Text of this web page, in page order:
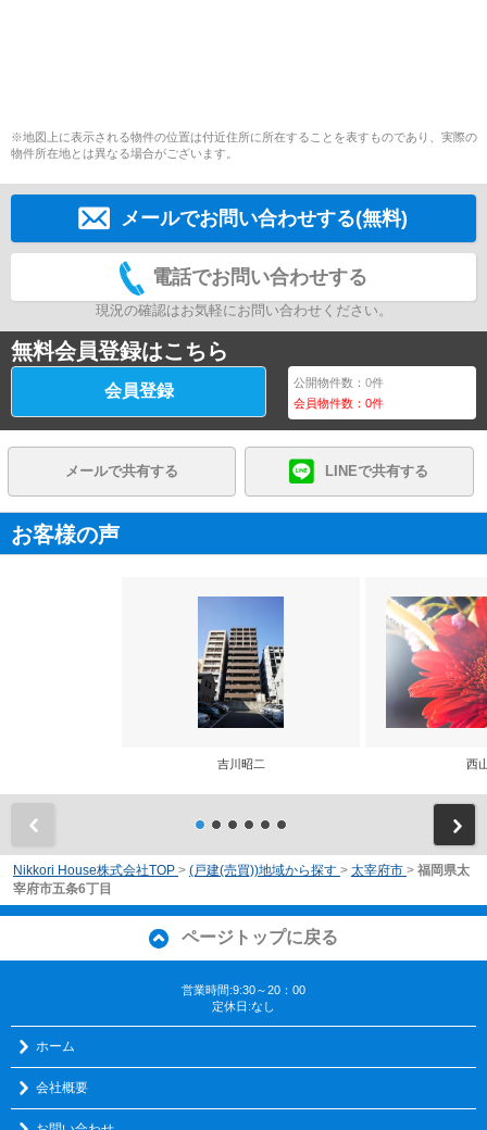
※地図上に表示される物件の位置は付近住所に所在することを表すものであり、実際の
物件所在地とは異なる場合がございます。
メールでお問い合わせする(無料)
電話でお問い合わせする
現況の確認はお気軽にお問い合わせください。
無料会員登録はこちら
会員登録 公開物件数：0件
会員物件数：0件
メールで共有する LINEで共有する
お客様の声
吉川昭二 西
Nikkori House株式会社TOP > (戸建(売買))地域から探す > 太宰府市 > 福岡県太
宰府市五条6丁目
ページトップに戻る
営業時間:9:30～20：00
定休日:なし
ホーム
会社概要